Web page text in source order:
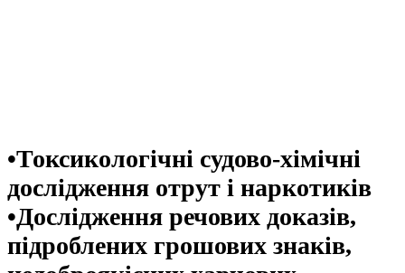
•Токсикологічні судово-хімічні
дослідження отрут і наркотиків
•Дослідження речових доказів,
підроблених грошових знаків,